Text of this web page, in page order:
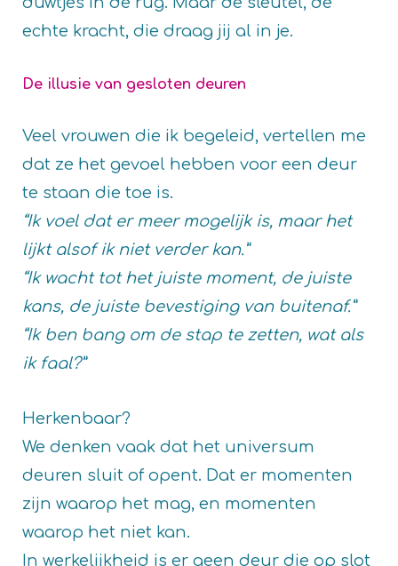
echte kracht, die draag jij al in je.
De illusie van gesloten deuren
Veel vrouwen die ik begeleid, vertellen me
dat ze het gevoel hebben voor een deur
te staan die toe is.
“Ik voel dat er meer mogelijk is, maar het
lijkt alsof ik niet verder kan.”
“Ik wacht tot het juiste moment, de juiste
kans, de juiste bevestiging van buitenaf.”
“Ik ben bang om de stap te zetten, wat als
ik faal?”
Herkenbaar?
We denken vaak dat het universum
deuren sluit of opent. Dat er momenten
zijn waarop het mag, en momenten
waarop het niet kan.
In werkelijkheid is er geen deur die op slot